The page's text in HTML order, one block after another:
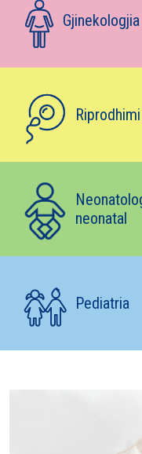
E-bibliotekë
neonatal
Pediatria